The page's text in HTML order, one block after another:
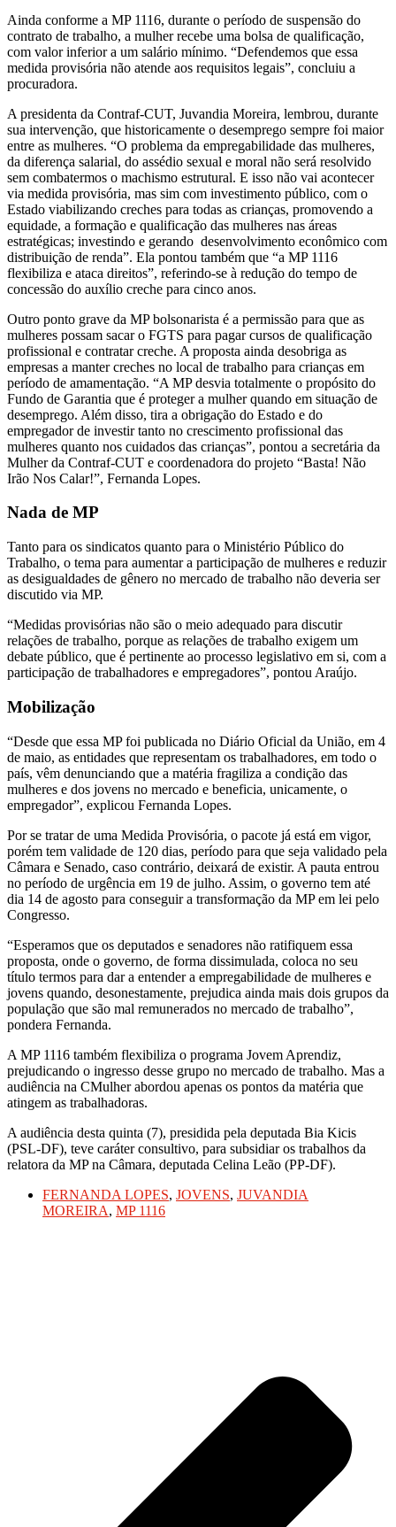
Ainda conforme a MP 1116, durante o período de suspensão do
contrato de trabalho, a mulher recebe uma bolsa de qualificação,
com valor inferior a um salário mínimo. “Defendemos que essa
medida provisória não atende aos requisitos legais”, concluiu a
procuradora.
A presidenta da Contraf-CUT, Juvandia Moreira, lembrou, durante
sua intervenção, que historicamente o desemprego sempre foi maior
entre as mulheres. “O problema da empregabilidade das mulheres,
da diferença salarial, do assédio sexual e moral não será resolvido
sem combatermos o machismo estrutural. E isso não vai acontecer
via medida provisória, mas sim com investimento público, com o
Estado viabilizando creches para todas as crianças, promovendo a
equidade, a formação e qualificação das mulheres nas áreas
estratégicas; investindo e gerando desenvolvimento econômico com
distribuição de renda”. Ela pontou também que “a MP 1116
flexibiliza e ataca direitos”, referindo-se à redução do tempo de
concessão do auxílio creche para cinco anos.
Outro ponto grave da MP bolsonarista é a permissão para que as
mulheres possam sacar o FGTS para pagar cursos de qualificação
profissional e contratar creche. A proposta ainda desobriga as
empresas a manter creches no local de trabalho para crianças em
período de amamentação. “A MP desvia totalmente o propósito do
Fundo de Garantia que é proteger a mulher quando em situação de
desemprego. Além disso, tira a obrigação do Estado e do
empregador de investir tanto no crescimento profissional das
mulheres quanto nos cuidados das crianças”, pontou a secretária da
Mulher da Contraf-CUT e coordenadora do projeto “Basta! Não
Irão Nos Calar!”, Fernanda Lopes.
Nada de MP
Tanto para os sindicatos quanto para o Ministério Público do
Trabalho, o tema para aumentar a participação de mulheres e reduzir
as desigualdades de gênero no mercado de trabalho não deveria ser
discutido via MP.
“Medidas provisórias não são o meio adequado para discutir
relações de trabalho, porque as relações de trabalho exigem um
debate público, que é pertinente ao processo legislativo em si, com a
participação de trabalhadores e empregadores”, pontou Araújo.
Mobilização
“Desde que essa MP foi publicada no Diário Oficial da União, em 4
de maio, as entidades que representam os trabalhadores, em todo o
país, vêm denunciando que a matéria fragiliza a condição das
mulheres e dos jovens no mercado e beneficia, unicamente, o
empregador”, explicou Fernanda Lopes.
Por se tratar de uma Medida Provisória, o pacote já está em vigor,
porém tem validade de 120 dias, período para que seja validado pela
Câmara e Senado, caso contrário, deixará de existir. A pauta entrou
no período de urgência em 19 de julho. Assim, o governo tem até
dia 14 de agosto para conseguir a transformação da MP em lei pelo
Congresso.
“Esperamos que os deputados e senadores não ratifiquem essa
proposta, onde o governo, de forma dissimulada, coloca no seu
título termos para dar a entender a empregabilidade de mulheres e
jovens quando, desonestamente, prejudica ainda mais dois grupos da
população que são mal remunerados no mercado de trabalho”,
pondera Fernanda.
A MP 1116 também flexibiliza o programa Jovem Aprendiz,
prejudicando o ingresso desse grupo no mercado de trabalho. Mas a
audiência na CMulher abordou apenas os pontos da matéria que
atingem as trabalhadoras.
A audiência desta quinta (7), presidida pela deputada Bia Kicis
(PSL-DF), teve caráter consultivo, para subsidiar os trabalhos da
relatora da MP na Câmara, deputada Celina Leão (PP-DF).
FERNANDA LOPES, JOVENS, JUVANDIA
MOREIRA, MP 1116